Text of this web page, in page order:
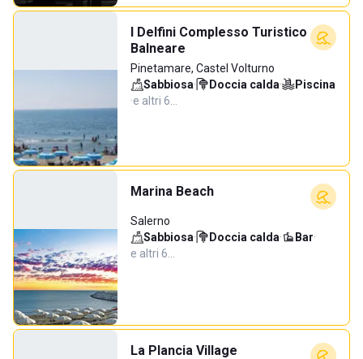
I Delfini Complesso Turistico
Balneare
Pinetamare, Castel Volturno
Sabbiosa· Doccia calda·
Piscina
·e altri 6…
Marina Beach
Salerno
Sabbiosa· Doccia calda· Bar·
e altri 6…
La Plancia Village